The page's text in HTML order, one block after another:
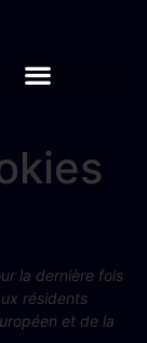
la dernière fois
résidents
et de la